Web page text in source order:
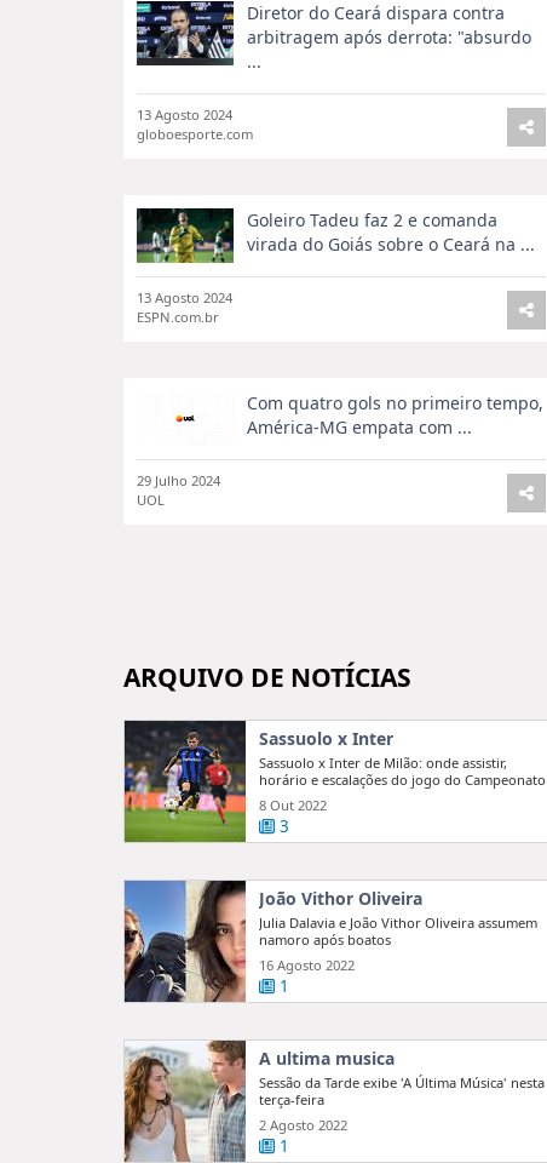
Diretor do Ceará dispara contra
arbitragem após derrota: "absurdo
...
13 Agosto 2024
globoesporte.com
Goleiro Tadeu faz 2 e comanda
virada do Goiás sobre o Ceará na ...
13 Agosto 2024
ESPN.com.br
Com quatro gols no primeiro tempo,
América-MG empata com ...
29 Julho 2024
UOL
ARQUIVO DE NOTÍCIAS
Sassuolo x Inter
Sassuolo x Inter de Milão: onde assistir,
horário e escalações do jogo do Campeonato
Italiano
8 Out 2022
3
João Vithor Oliveira
Julia Dalavia e João Vithor Oliveira assumem
namoro após boatos
16 Agosto 2022
1
A ultima musica
Sessão da Tarde exibe 'A Última Música' nesta
terça-feira
2 Agosto 2022
1